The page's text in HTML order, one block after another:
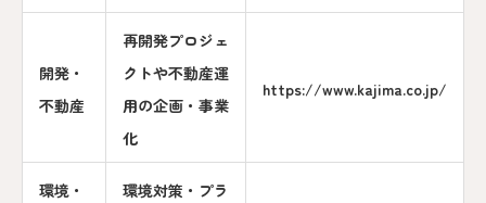
開発・
不動産
再開発プロジェ
クトや不動産運
用の企画・事業
化
https://www.kajima.co.jp/
環境・
環境対策・プラ